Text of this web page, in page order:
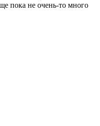
пока не очень-то много